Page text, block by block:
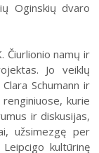
Oginskių dvaro
Čiurlionio namų ir
Jo veiklų
Schumann ir
kurie
ir diskusijas,
užsimezgę per
kultūrinę